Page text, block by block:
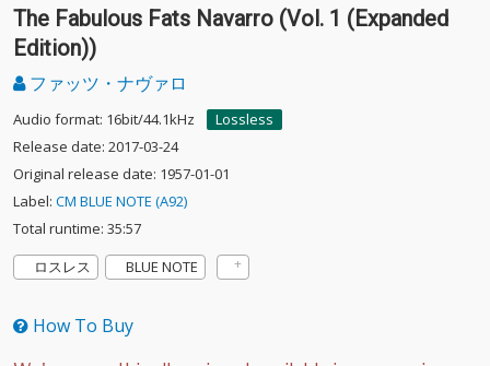
The Fabulous Fats Navarro (Vol. 1 (Expanded
Edition))
ファッツ・ナヴァロ
Audio format: 16bit/44.1kHz
Lossless
Release date: 2017-03-24
Original release date: 1957-01-01
Label: CM BLUE NOTE (A92)
Total runtime: 35:57
ロスレス
BLUE NOTE
How To Buy